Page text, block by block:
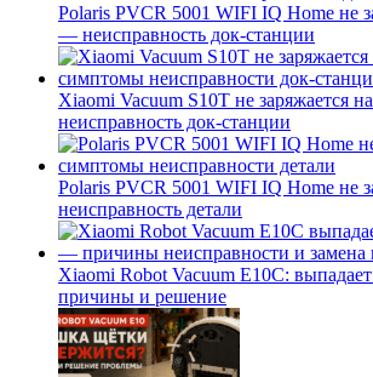
Polaris PVCR 5001 WIFI IQ Home не
— неисправность док-станции
Xiaomi Vacuum S10T не заряжается
неисправность док-станции
Polaris PVCR 5001 WIFI IQ Home не
неисправность детали
Xiaomi Robot Vacuum E10C:
причины и решение